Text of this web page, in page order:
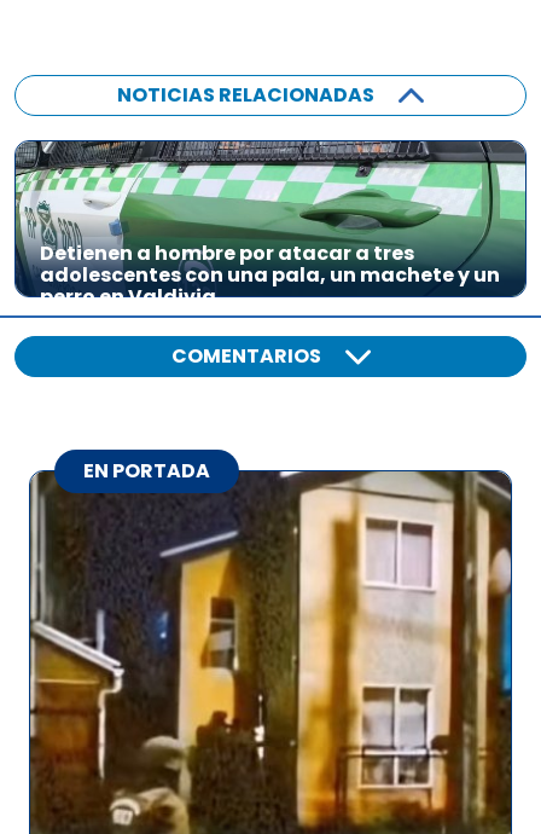
NOTICIAS RELACIONADAS
Detienen a hombre por atacar a tres
adolescentes con una pala, un machete y un
perro en Valdivia
COMENTARIOS
EN PORTADA